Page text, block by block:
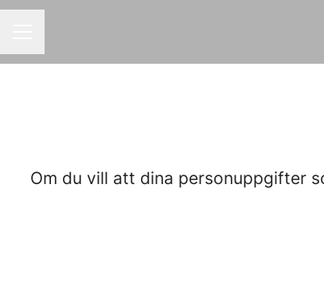
Om du vill att dina personuppgifter